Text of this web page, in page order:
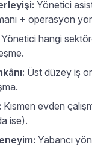
Yönetici
+ operasyon
Yönetici hangi
Üst düzey iş
Kısmen evden
ise).
Yabancı